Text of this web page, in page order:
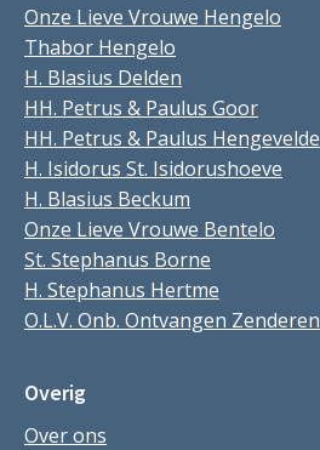
Onze Lieve Vrouwe Hengelo
Thabor Hengelo
H. Blasius Delden
HH. Petrus & Paulus Goor
HH. Petrus & Paulus Hengevelde
H. Isidorus St. Isidorushoeve
H. Blasius Beckum
Onze Lieve Vrouwe Bentelo
St. Stephanus Borne
H. Stephanus Hertme
O.L.V. Onb. Ontvangen Zenderen
Overig
Over ons